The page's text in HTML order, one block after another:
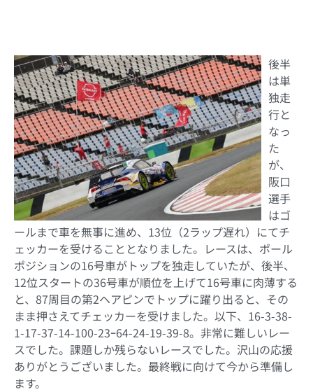
後半
は単
独走
行と
なっ
た
が、
阪口
選手
はゴ
ールまで車を無事に進め、13位（2ラップ遅れ）にてチ
ェッカーを受けることとなりました。レースは、ポール
ポジションの16号車がトップを独走していたが、後半、
12位スタートの36号車が順位を上げて16号車に肉薄する
と、87周目の第2ヘアピンでトップに躍り出ると、その
まま押さえてチェッカーを受けました。以下、16-3-38-
1-17-37-14-100-23ｰ64-24-19-39-8。非常に難しいレー
スでした。課題しか残らないレースでした。沢山の応援
ありがとうございました。最終戦に向けて今から準備し
ます。